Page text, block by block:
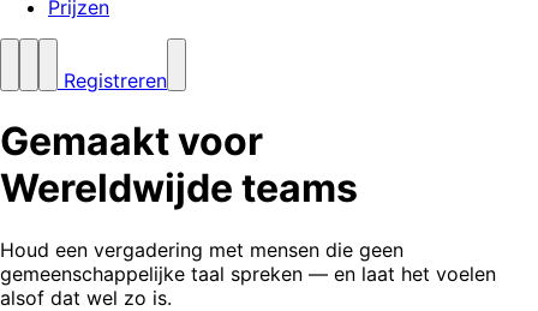
Prijzen
Registreren
Gemaakt voor
Wereldwijde teams
Houd een vergadering met mensen die geen
gemeenschappelijke taal spreken — en laat het voelen
alsof dat wel zo is.